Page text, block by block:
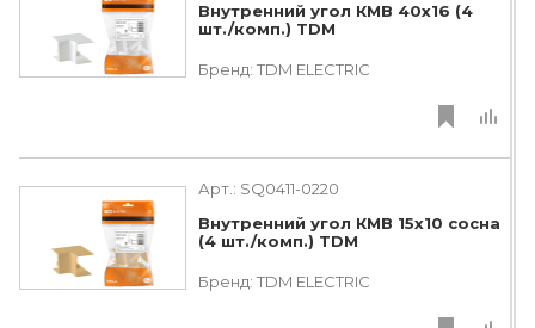
Внутренний угол КМВ 40х16 (4
шт./комп.) TDM
Бренд: TDM ЕLECTRIC
Арт.: SQ0411-0220
Внутренний угол КМВ 15х10 сосна
(4 шт./комп.) TDM
Бренд: TDM ЕLECTRIC